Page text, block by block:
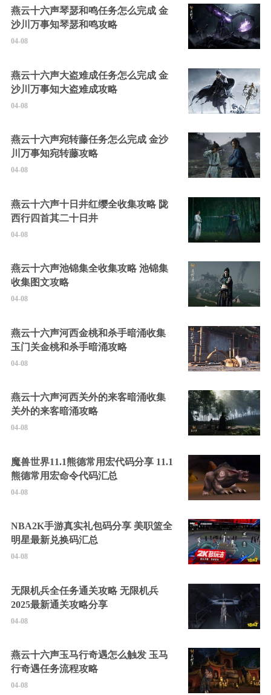
燕云十六声琴瑟和鸣任务怎么完成 金
沙川万事知琴瑟和鸣攻略
04-08
燕云十六声大盗难成任务怎么完成 金
沙川万事知大盗难成攻略
04-08
燕云十六声宛转藤任务怎么完成 金沙
川万事知宛转藤攻略
04-08
燕云十六声十日井红缨全收集攻略 陇
西行四首其二十日井
04-08
燕云十六声池锦集全收集攻略 池锦集
收集图文攻略
04-08
燕云十六声河西金桃和杀手暗涌收集
玉门关金桃和杀手暗涌攻略
04-08
燕云十六声河西关外的来客暗涌收集
关外的来客暗涌攻略
04-08
魔兽世界11.1熊德常用宏代码分享 11.1
熊德常用宏命令代码汇总
04-08
NBA2K手游真实礼包码分享 美职篮全
明星最新兑换码汇总
04-08
无限机兵全任务通关攻略 无限机兵
2025最新通关攻略分享
04-08
燕云十六声玉马行奇遇怎么触发 玉马
行奇遇任务流程攻略
04-08